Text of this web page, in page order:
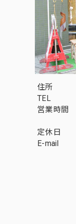
住所
TEL
営業時間
定休日
E-mail